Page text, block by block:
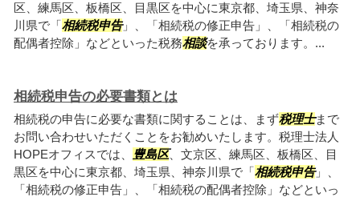
区、練馬区、板橋区、目黒区を中心に東京都、埼玉県、神奈
川県で「相続税申告」、「相続税の修正申告」、「相続税の
配偶者控除」などといった税務相談を承っております。...
相続税申告の必要書類とは
相続税の申告に必要な書類に関することは、まず税理士まで
お問い合わせいただくことをお勧めいたします。税理士法人
HOPEオフィスでは、
豊島区、文京区、練馬区、板橋区、目
黒区を中心に東京都、埼玉県、神奈川県で「相続税申告」、
「相続税の修正申告」、「相続税の配偶者控除」などといっ